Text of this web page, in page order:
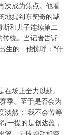
次成为焦点。他看
地提到东契奇的减
斯和儿子连续第二
传统。当记者告诉
生的，他惊呼：“什
场上全力以赴。
季。至于是否会为
淡然：“我不会苦等
一提的是创达盈，